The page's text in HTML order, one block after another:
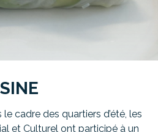
cadre des quartiers d’été, les
et Culturel ont participé à un